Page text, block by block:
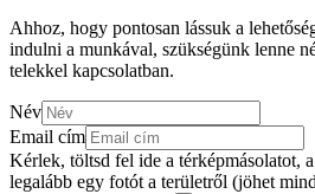
Ahhoz, hogy pontosan lássuk a
indulni a munkával, szükségünk lenne
telekkel kapcsolatban.
Név
Email cím
Kérlek, töltsd fel ide a térképmásolatot,
legalább egy fotót a területről (jöhet